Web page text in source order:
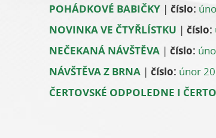
POHÁDKOVÉ BABIČKY | číslo:
NOVINKA VE ČTYŘLÍSTKU | číslo:
NEČEKANÁ NÁVŠTĚVA | číslo:
NÁVŠTĚVA Z BRNA | číslo: únor
ČERTOVSKÉ ODPOLEDNE I